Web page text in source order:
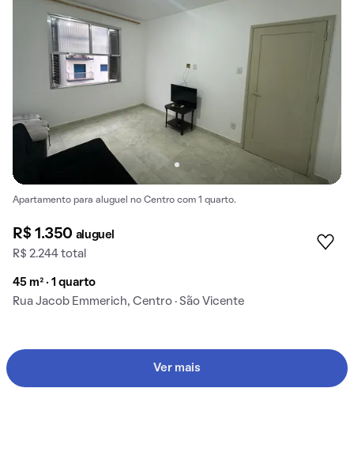
Apartamento para aluguel no Centro com 1 quarto.
R$ 1.350 aluguel
R$ 2.244 total
45 m² · 1 quarto
Rua Jacob Emmerich, Centro · São Vicente
Ver mais